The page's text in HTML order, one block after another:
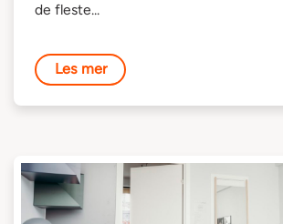
de fleste...
Les mer